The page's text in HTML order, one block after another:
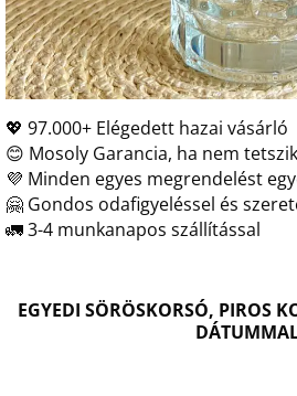
💖 97.000+ Elégedett hazai vásárló
😊 Mosoly Garancia, ha nem
💜 Minden egyes megrendelést
🤗 Gondos odafigyeléssel és
🚛 3-4 munkanapos szállítással
EGYEDI SÖRÖSKORSÓ, PIROS